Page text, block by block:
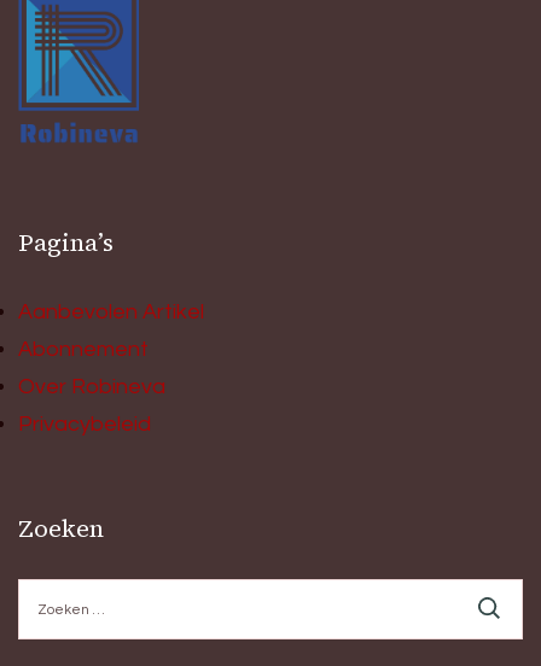
Pagina’s
Aanbevolen Artikel
Abonnement
Over Robineva
Privacybeleid
Zoeken
naar: